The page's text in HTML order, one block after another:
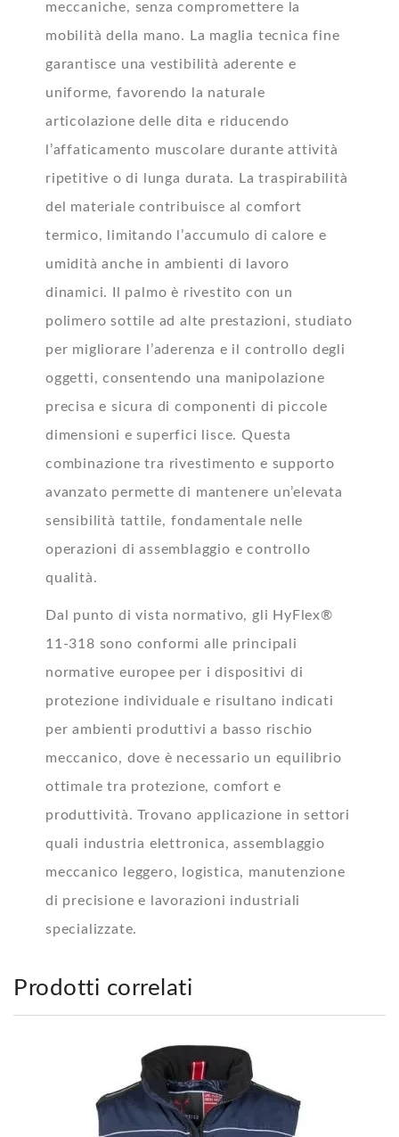
meccaniche, senza compromettere la
mobilità della mano. La maglia tecnica fine
garantisce una vestibilità aderente e
uniforme, favorendo la naturale
articolazione delle dita e riducendo
l’affaticamento muscolare durante attività
ripetitive o di lunga durata. La traspirabilità
del materiale contribuisce al comfort
termico, limitando l’accumulo di calore e
umidità anche in ambienti di lavoro
dinamici. Il palmo è rivestito con un
polimero sottile ad alte prestazioni, studiato
per migliorare l’aderenza e il controllo degli
oggetti, consentendo una manipolazione
precisa e sicura di componenti di piccole
dimensioni e superfici lisce. Questa
combinazione tra rivestimento e supporto
avanzato permette di mantenere un’elevata
sensibilità tattile, fondamentale nelle
operazioni di assemblaggio e controllo
qualità.
Dal punto di vista normativo, gli HyFlex®
11-318 sono conformi alle principali
normative europee per i dispositivi di
protezione individuale e risultano indicati
per ambienti produttivi a basso rischio
meccanico, dove è necessario un equilibrio
ottimale tra protezione, comfort e
produttività. Trovano applicazione in settori
quali industria elettronica, assemblaggio
meccanico leggero, logistica, manutenzione
di precisione e lavorazioni industriali
specializzate.
Prodotti correlati